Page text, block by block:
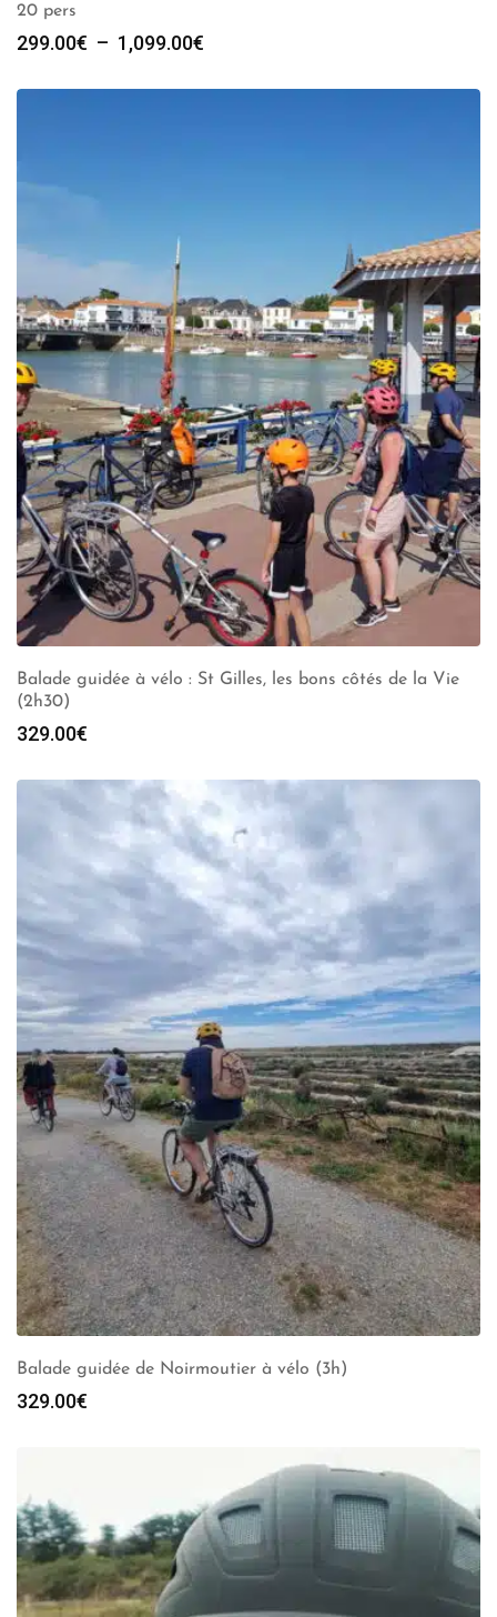
20 pers
299.00€ – 1,099.00€
prix :
Balade guidée à vélo : St Gilles, les bons côtés de la Vie
(2h30)
329.00€
Balade guidée de Noirmoutier à vélo (3h)
329.00€